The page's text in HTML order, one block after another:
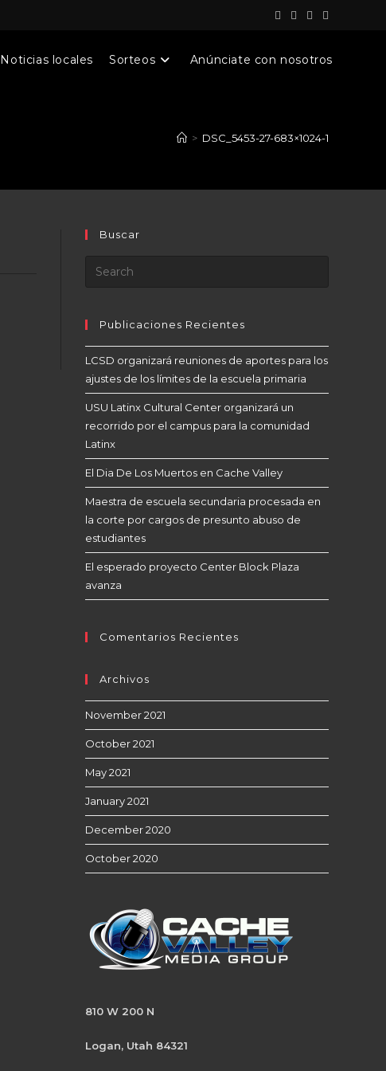
Noticias locales Sorteos Anúnciate con nosotros
> DSC_5453-27-683×1024-1
Buscar
Publicaciones Recientes
LCSD organizará reuniones de aportes para los
ajustes de los límites de la escuela primaria
USU Latinx Cultural Center organizará un
recorrido por el campus para la comunidad
Latinx
El Dia De Los Muertos en Cache Valley
Maestra de escuela secundaria procesada en
la corte por cargos de presunto abuso de
estudiantes
El esperado proyecto Center Block Plaza
avanza
Comentarios Recientes
Archivos
November 2021
October 2021
May 2021
January 2021
December 2020
October 2020
810 W 200 N
Logan, Utah 84321